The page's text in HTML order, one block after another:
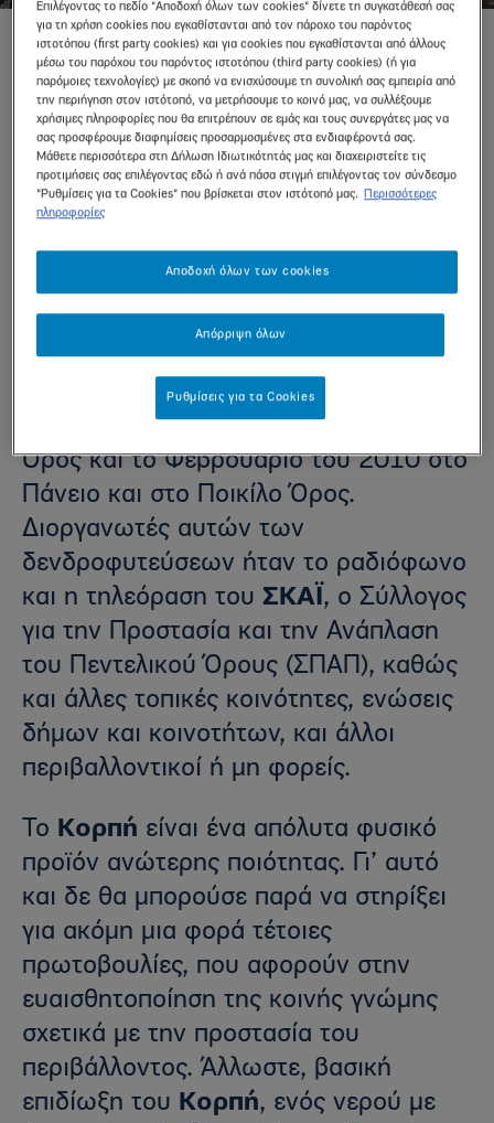
Δράσεις Δεντροφύτευσης για το
Περιβάλλον
ΣΥΜΜΕΤΟΧΗ ΣΕ
ΔΕΝΤΡΟΦΥΤΕΥΣΕΙΣ
Το Φυσικό Μεταλλικό
ΝερόΚορπήεπιβεβαίωσε την
έμπρακτη συνεισφορά του προς το
Περιβάλλον υποστηρίζοντας δυο από
τις μεγαλύτερες δενδροφυτεύσεις που
έχουν πραγματοποιηθεί στη χώρα μας:
το Δεκέμβριο του 2009 στο Πεντελικό
Όρος και το Φεβρουάριο του 2010 στο
Πάνειο και στο Ποικίλο Όρος.
Διοργανωτές αυτών των
δενδροφυτεύσεων ήταν το ραδιόφωνο
και η τηλεόραση του ΣΚΑΪ, ο Σύλλογος
για την Προστασία και την Ανάπλαση
του Πεντελικού Όρους (ΣΠΑΠ), καθώς
και άλλες τοπικές κοινότητες, ενώσεις
δήμων και κοινοτήτων, και άλλοι
περιβαλλοντικοί ή μη φορείς.
Το Κορπή είναι ένα απόλυτα φυσικό
προϊόν ανώτερης ποιότητας. Γι’ αυτό
και δε θα μπορούσε παρά να στηρίξει
για ακόμη μια φορά τέτοιες
πρωτοβουλίες, που αφορούν στην
ευαισθητοποίηση της κοινής γνώμης
σχετικά με την προστασία του
περιβάλλοντος. Άλλωστε, βασική
επιδίωξη του Κορπή, ενός νερού με
Επιλέγοντας το πεδίο "Αποδοχή όλων των cookies" δίνετε τη συγκατάθεσή σας
για τη χρήση cookies που εγκαθίστανται από τον πάροχο του παρόντος
ιστοτόπου (first party cookies) και για cookies που εγκαθίστανται από άλλους
μέσω του παρόχου του παρόντος ιστοτόπου (third party cookies) (ή για
παρόμοιες τεχνολογίες) με σκοπό να ενισχύσουμε τη συνολική σας εμπειρία από
την περιήγηση στον ιστότοπό, να μετρήσουμε το κοινό μας, να συλλέξουμε
χρήσιμες πληροφορίες που θα επιτρέπουν σε εμάς και τους συνεργάτες μας να
σας προσφέρουμε διαφημίσεις προσαρμοσμένες στα ενδιαφέροντά σας.
Μάθετε περισσότερα στη Δήλωση Ιδιωτικότητάς μας και διαχειριστείτε τις
προτιμήσεις σας επιλέγοντας εδώ ή ανά πάσα στιγμή επιλέγοντας τον σύνδεσμο
"Ρυθμίσεις για τα Cookies" που βρίσκεται στον ιστότοπό μας.
Περισσότερες
πληροφορίες
Απόρριψη όλων
Αποδοχή όλων των cookies
Ρυθμίσεις για τα Cookies